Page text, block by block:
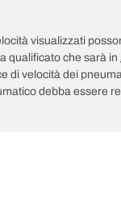
visualizzati
qualificato che sarà
di velocità dei
debba essere